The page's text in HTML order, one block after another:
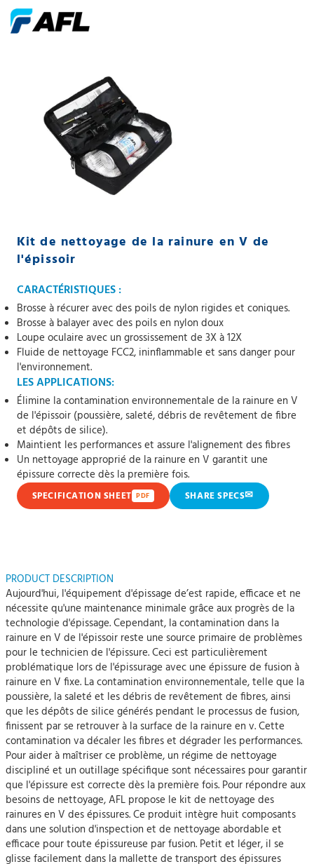
Kit de nettoyage de la rainure en V de
l'épissoir
CARACTÉRISTIQUES :
Brosse à récurer avec des poils de nylon rigides et coniques.
Brosse à balayer avec des poils en nylon doux
Loupe oculaire avec un grossissement de 3X à 12X
Fluide de nettoyage FCC2, ininflammable et sans danger pour
l'environnement.
LES APPLICATIONS:
Élimine la contamination environnementale de la rainure en V
de l'épissoir (poussière, saleté, débris de revêtement de fibre
et dépôts de silice).
Maintient les performances et assure l'alignement des fibres
Un nettoyage approprié de la rainure en V garantit une
épissure correcte dès la première fois.
SPECIFICATION SHEET PDF SHARE SPECS✉
PRODUCT DESCRIPTION
Aujourd'hui, l'équipement d'épissage de’est rapide, efficace et ne
nécessite qu'une maintenance minimale grâce aux progrès de la
technologie d'épissage. Cependant, la contamination dans la
rainure en V de l'épissoir reste une source primaire de problèmes
pour le technicien de l'épissure. Ceci est particulièrement
problématique lors de l'épissurage avec une épissure de fusion à
rainure en V fixe. La contamination environnementale, telle que la
poussière, la saleté et les débris de revêtement de fibres, ainsi
que les dépôts de silice générés pendant le processus de fusion,
finissent par se retrouver à la surface de la rainure en v. Cette
contamination va décaler les fibres et dégrader les performances.
Pour aider à maîtriser ce problème, un régime de nettoyage
discipliné et un outillage spécifique sont nécessaires pour garantir
que l'épissure est correcte dès la première fois. Pour répondre aux
besoins de nettoyage, AFL propose le kit de nettoyage des
rainures en V des épissures. Ce produit intègre huit composants
dans une solution d'inspection et de nettoyage abordable et
efficace pour toute épissureuse par fusion. Petit et léger, il se
glisse facilement dans la mallette de transport des épissures